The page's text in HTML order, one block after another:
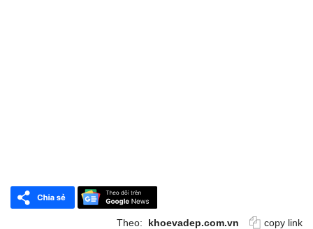
Theo: khoevadep.com.vn copy link